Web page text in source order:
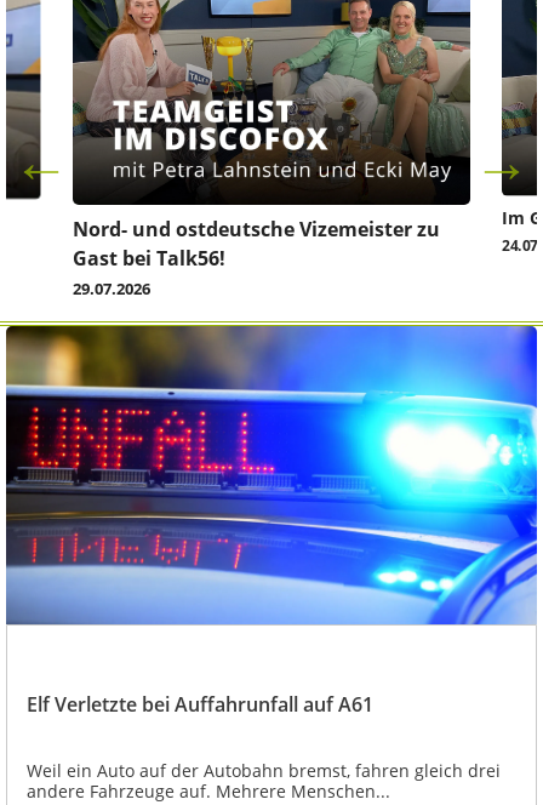
Nord- und ostdeutsche Vizemeister zu
Gast bei Talk56!
29.07.2026
Im
Elf Verletzte bei Auffahrunfall auf A61
Weil ein Auto auf der Autobahn bremst, fahren gleich drei
andere Fahrzeuge auf. Mehrere Menschen...